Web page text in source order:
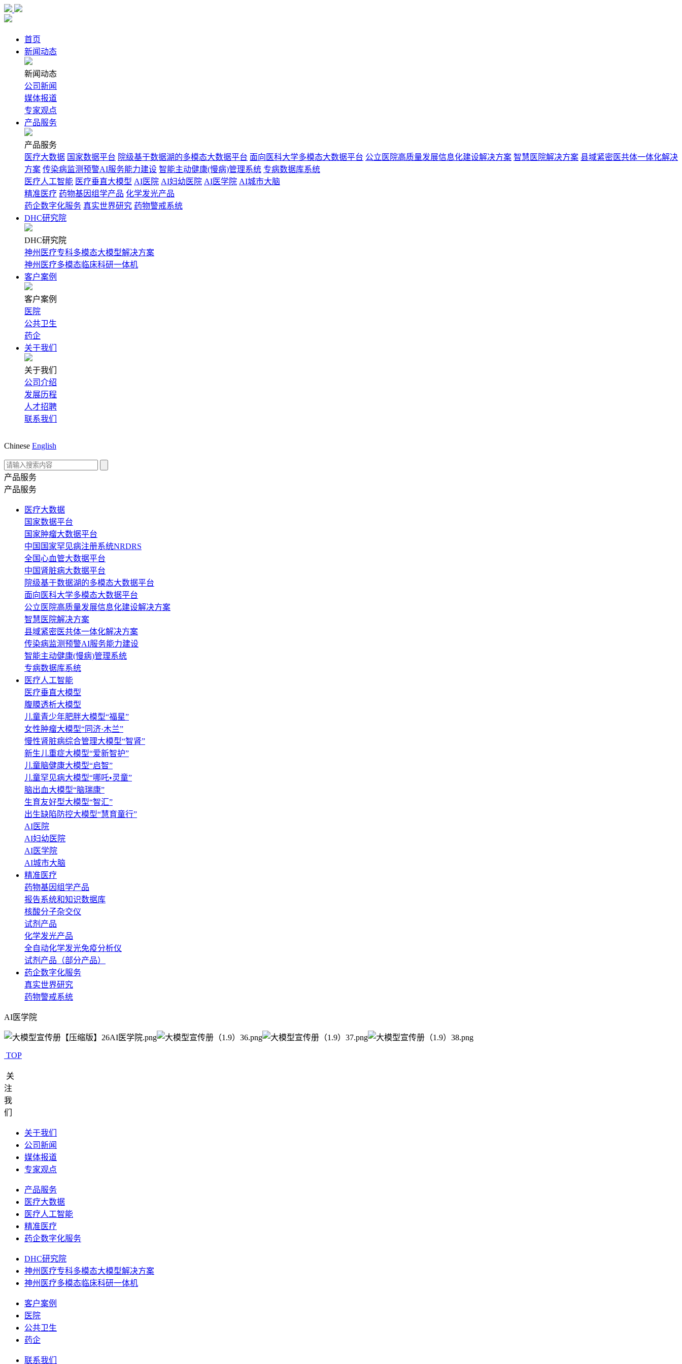
首页
新闻动态
新闻动态
公司新闻
媒体报道
专家观点
产品服务
产品服务
医疗大数据 国家数据平台 院级基于数据湖的多模态大数据平台 面向医科大学多模态大数据平台 公立医院高质量发展信息化建设解决方案 智慧医院解决方案 县域紧密医共体一体化解决
方案 传染病监测预警AI服务能力建设 智能主动健康(慢病)管理系统 专病数据库系统
医疗人工智能 医疗垂直大模型 AI医院 AI妇幼医院 AI医学院 AI城市大脑
精准医疗 药物基因组学产品 化学发光产品
药企数字化服务 真实世界研究 药物警戒系统
DHC研究院
DHC研究院
神州医疗专科多模态大模型解决方案
神州医疗多模态临床科研一体机
客户案例
客户案例
医院
公共卫生
药企
关于我们
关于我们
公司介绍
发展历程
人才招聘
联系我们
Chinese English
产品服务
产品服务
医疗大数据
国家数据平台
国家肿瘤大数据平台
中国国家罕见病注册系统NRDRS
全国心血管大数据平台
中国肾脏病大数据平台
院级基于数据湖的多模态大数据平台
面向医科大学多模态大数据平台
公立医院高质量发展信息化建设解决方案
智慧医院解决方案
县域紧密医共体一体化解决方案
传染病监测预警AI服务能力建设
智能主动健康(慢病)管理系统
专病数据库系统
医疗人工智能
医疗垂直大模型
腹膜透析大模型
儿童青少年肥胖大模型“福星”
女性肿瘤大模型“同济·木兰”
慢性肾脏病综合管理大模型“智肾”
新生儿重症大模型“爱新智护”
儿童脑健康大模型“启智”
儿童罕见病大模型“哪吒•灵童”
脑出血大模型“脑瑞康”
生育友好型大模型“智汇”
出生缺陷防控大模型“慧育童行”
AI医院
AI妇幼医院
AI医学院
AI城市大脑
精准医疗
药物基因组学产品
报告系统和知识数据库
核酸分子杂交仪
试剂产品
化学发光产品
全自动化学发光免疫分析仪
试剂产品（部分产品）
药企数字化服务
真实世界研究
药物警戒系统
AI医学院
TOP
关
注
我
们
关于我们
公司新闻
媒体报道
专家观点
产品服务
医疗大数据
医疗人工智能
精准医疗
药企数字化服务
DHC研究院
神州医疗专科多模态大模型解决方案
神州医疗多模态临床科研一体机
客户案例
医院
公共卫生
药企
联系我们